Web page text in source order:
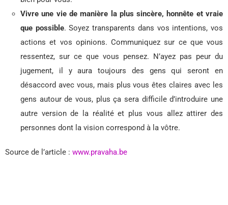
Vivre une vie de manière la plus sincère, honnête et vraie
que possible. Soyez transparents dans vos intentions, vos
actions et vos opinions. Communiquez sur ce que vous
ressentez, sur ce que vous pensez. N’ayez pas peur du
jugement, il y aura toujours des gens qui seront en
désaccord avec vous, mais plus vous êtes claires avec les
gens autour de vous, plus ça sera difficile d’introduire une
autre version de la réalité et plus vous allez attirer des
personnes dont la vision correspond à la vôtre.
Source de l’article : www.pravaha.be